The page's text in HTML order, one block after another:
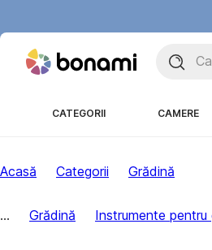
CATEGORII CAMERE
Acasă Categorii Grădină
... Grădină Instrumente pentru